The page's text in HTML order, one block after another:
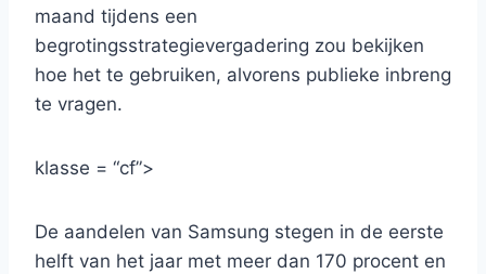
maand tijdens een
begrotingsstrategievergadering zou bekijken
hoe het te gebruiken, alvorens publieke inbreng
te vragen.
klasse = “cf”>
De aandelen van Samsung stegen in de eerste
helft van het jaar met meer dan 170 procent en